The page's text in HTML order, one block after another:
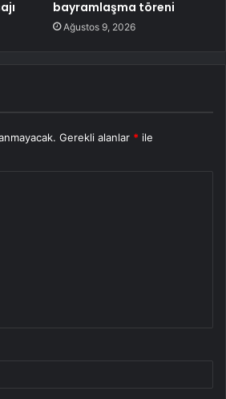
bayramlaşma töreni
Ağustos 9, 2026
Gerekli alanlar * ile